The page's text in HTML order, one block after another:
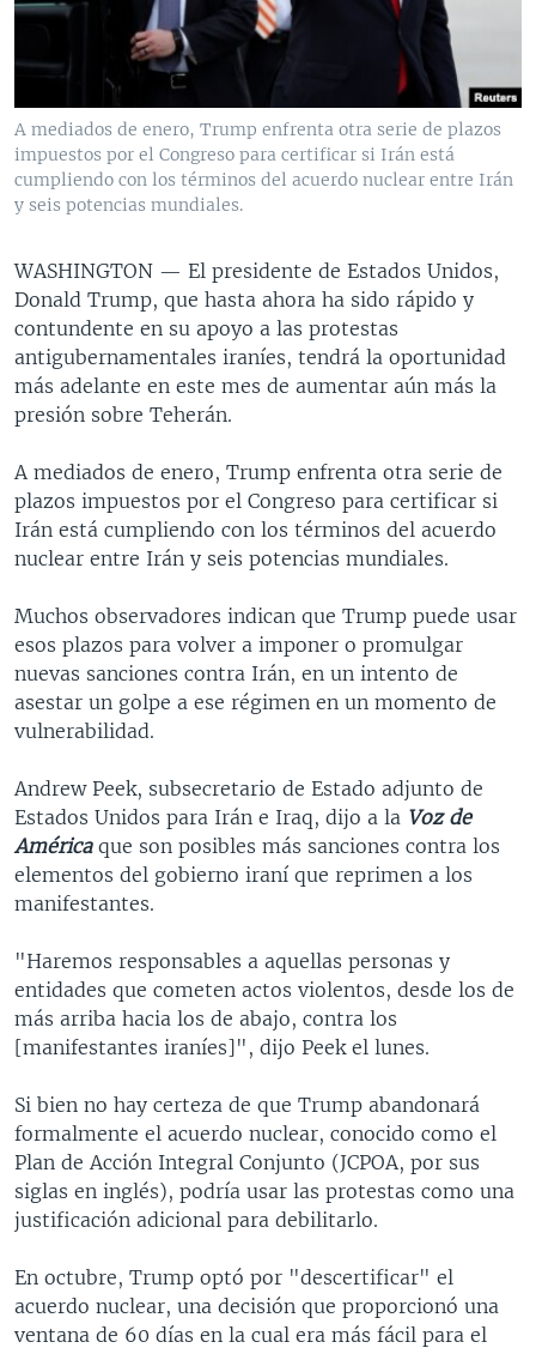
VENEZUELA
BRASIL
NICARAGUA
ECONOMÍA
ENTRETENIMIENTO Y CULTURA
TECNOLOGÍA
DEPORTES
CIENCIA Y SALUD
MULTIMEDIA
VIDEOS
FOTOGRAFÍA
AUDIOS
PROGRAMAS TV
EL MUNDO AL DÍA
FORO INTERAMERICANO
VISIÓN 360
PANORAMA
RADIO
AVANCE INFORMATIVO
AUDIONOTICIAS
ESTADOS UNIDOS AL DÍA
EL MUNDO AL DÍA [RADIO]
FORO [RADIO]
DEPORTIVO INTERNACIONAL
ENTRETENIMIENTO
DIRECT
DOCUMENTALES DE LA VOA
SÍGANOS
A mediados de enero, Trump enfrenta otra serie de plazos
impuestos por el Congreso para certificar si Irán está
cumpliendo con los términos del acuerdo nuclear entre Irán
y seis potencias mundiales.
WASHINGTON — El presidente de Estados Unidos,
Donald Trump, que hasta ahora ha sido rápido y
contundente en su apoyo a las protestas
antigubernamentales iraníes, tendrá la oportunidad
más adelante en este mes de aumentar aún más la
presión sobre Teherán.
A mediados de enero, Trump enfrenta otra serie de
plazos impuestos por el Congreso para certificar si
Irán está cumpliendo con los términos del acuerdo
nuclear entre Irán y seis potencias mundiales.
Muchos observadores indican que Trump puede usar
esos plazos para volver a imponer o promulgar
nuevas sanciones contra Irán, en un intento de
asestar un golpe a ese régimen en un momento de
vulnerabilidad.
Andrew Peek, subsecretario de Estado adjunto de
Estados Unidos para Irán e Iraq, dijo a la Voz de
Américaque son posibles más sanciones contra los
elementos del gobierno iraní que reprimen a los
manifestantes.
"Haremos responsables a aquellas personas y
entidades que cometen actos violentos, desde los de
más arriba hacia los de abajo, contra los
[manifestantes iraníes]", dijo Peek el lunes.
Si bien no hay certeza de que Trump abandonará
formalmente el acuerdo nuclear, conocido como el
Plan de Acción Integral Conjunto (JCPOA, por sus
siglas en inglés), podría usar las protestas como una
justificación adicional para debilitarlo.
En octubre, Trump optó por "descertificar" el
acuerdo nuclear, una decisión que proporcionó una
ventana de 60 días en la cual era más fácil para el